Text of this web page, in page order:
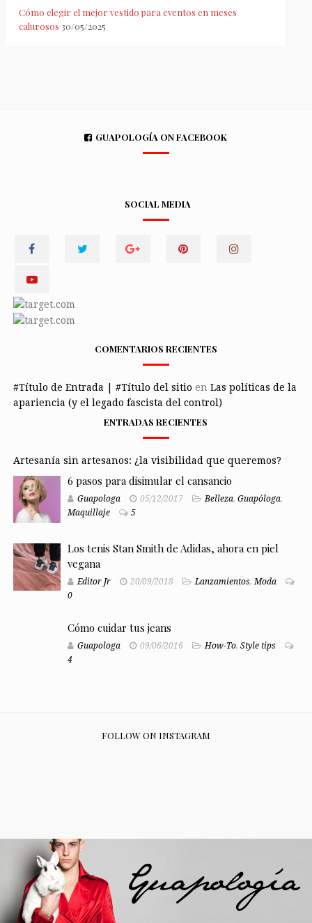
Cómo elegir el mejor vestido para eventos en meses
calurosos 30/05/2025
GUAPOLOGÍA ON FACEBOOK
SOCIAL MEDIA
COMENTARIOS RECIENTES
#Título de Entrada | #Título del sitio en Las políticas de la
apariencia (y el legado fascista del control)
ENTRADAS RECIENTES
Artesanía sin artesanos: ¿la visibilidad que queremos?
6 pasos para disimular el cansancio
Guapologa 05/12/2017 Belleza, Guapóloga,
Maquillaje
5
Los tenis Stan Smith de Adidas, ahora en piel
vegana
Editor Jr 20/09/2018 Lanzamientos,Moda
0
Cómo cuidar tus jeans
Guapologa 09/06/2016 How-To, Style tips
4
FOLLOW ON INSTAGRAM